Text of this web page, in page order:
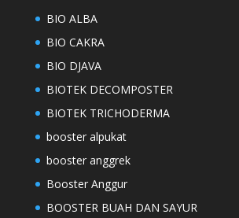
BIO ALBA
BIO CAKRA
BIO DJAVA
BIOTEK DECOMPOSTER
BIOTEK TRICHODERMA
booster alpukat
booster anggrek
Booster Anggur
BOOSTER BUAH DAN SAYUR